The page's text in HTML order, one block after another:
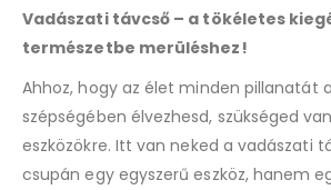
Vadászati távcső – a tökéletes
természetbe merüléshez!
Ahhoz, hogy az élet minden pillanatát
szépségében élvezhesd, szükséged
eszközökre. Itt van neked a vadászati
csupán egy egyszerű eszköz, hanem